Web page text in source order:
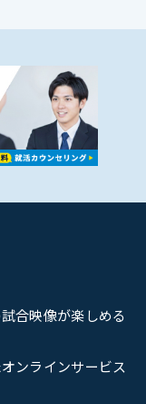
合映像が楽しめる
ンラインサービス